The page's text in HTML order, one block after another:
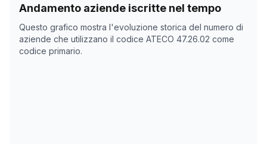
Andamento aziende iscritte nel tempo
Questo grafico mostra l'evoluzione storica del numero di
aziende che utilizzano il codice ATECO 47.26.02 come
codice primario.
Storico numero di aziende con codice ATECO
Data rilevazione
25/04/2025
0
09/11/2025